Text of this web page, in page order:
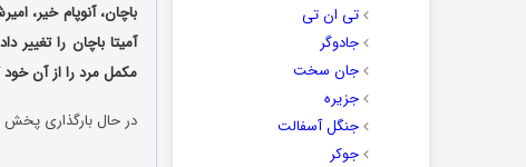
تی ان تی
جادوگر
جان سخت
جزیره
جنگل آسفالت
جوکر
باچان، آنوپام خیر،
مکمل مرد را از آن خود
در حال بارگذاری پخش